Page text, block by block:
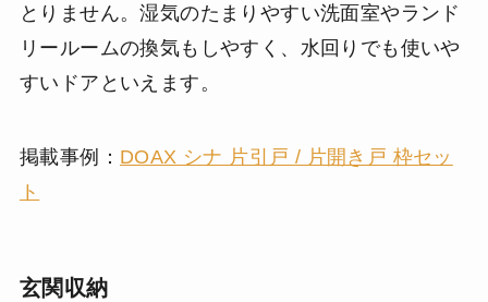
とりません。湿気のたまりやすい洗面室やランド
リールームの換気もしやすく、水回りでも使いや
すいドアといえます。
掲載事例： DOAX シナ 片引戸 / 片開き戸 枠セッ
ト
玄関収納